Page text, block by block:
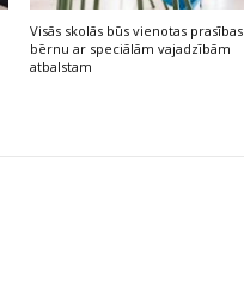
Visās skolās būs vienotas prasības
bērnu ar speciālām vajadzībām
atbalstam